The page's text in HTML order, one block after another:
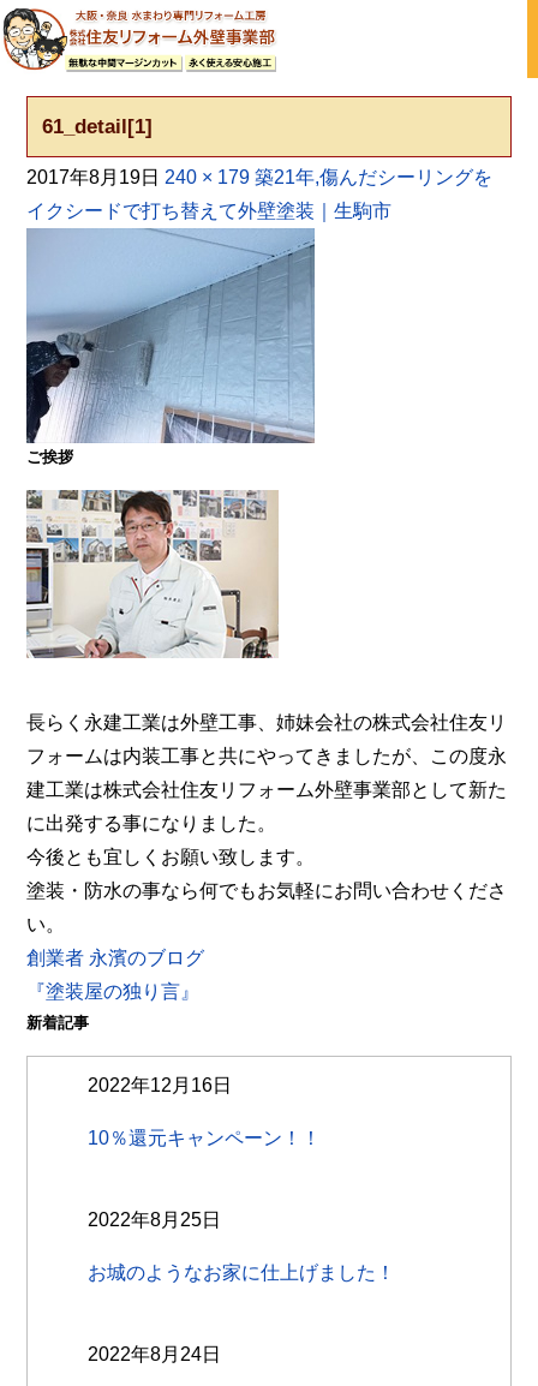
61_detail[1]
2017年8月19日 240 × 179 築21年,傷んだシーリングを
イクシードで打ち替えて外壁塗装｜生駒市
えの方は塗装専門店の株式会社住友リフォーム外壁
事業部へ。【電話：0800-200-5246/受付：8時～20
時土日対応】メール相談・御見積り依頼は24時間受
付。『後悔しない塗り替えガイドブック』無料進呈
ご挨拶
長らく永建工業は外壁工事、姉妹会社の株式会社住友リ
フォームは内装工事と共にやってきましたが、この度永
建工業は株式会社住友リフォーム外壁事業部として新た
に出発する事になりました。
今後とも宜しくお願い致します。
塗装・防水の事なら何でもお気軽にお問い合わせくださ
い。
創業者 永濱のブログ
『塗装屋の独り言』
新着記事
2022年12月16日
10％還元キャンペーン！！
2022年8月25日
お城のようなお家に仕上げました！
2022年8月24日